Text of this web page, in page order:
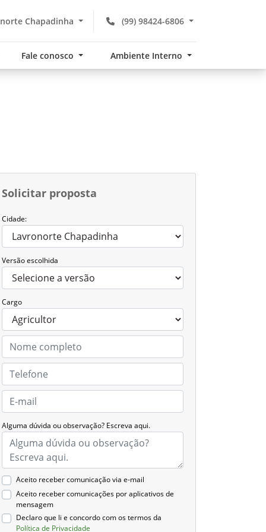
(99) 98424-6806
Chapadinha
Fale conosco Ambiente Interno
Solicitar proposta
Cidade:
Versão escolhida
Cargo
Alguma dúvida ou observação? Escreva aqui.
Aceito receber comunicação via e-mail
Aceito receber comunicações por aplicativos de
mensagem
Declaro que li e concordo com os termos da
Política de Privacidade